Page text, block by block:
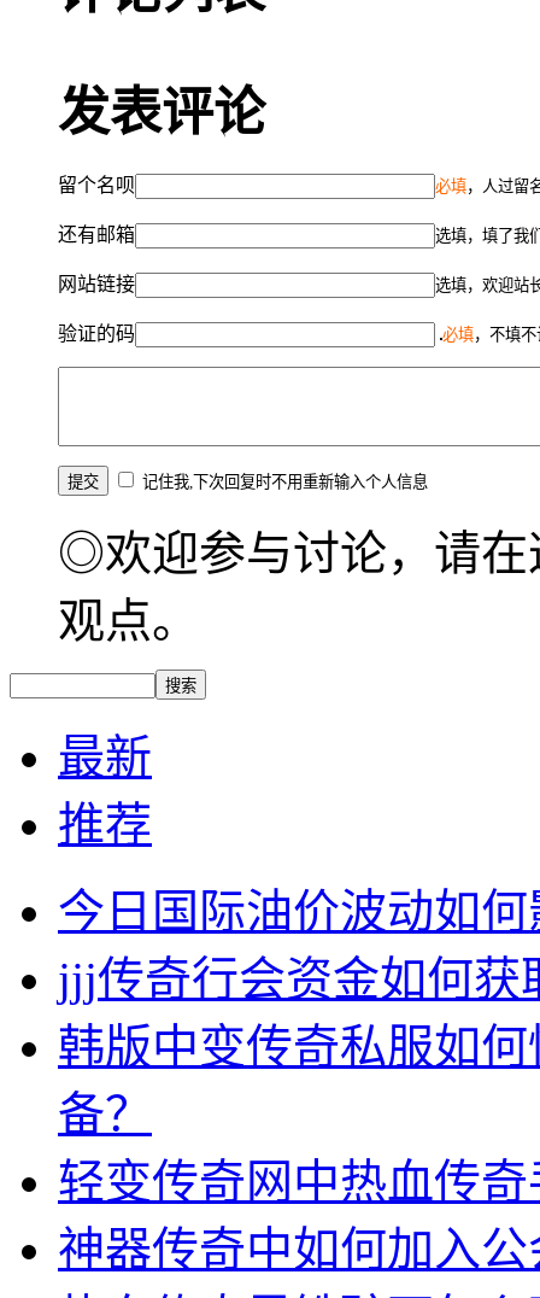
发表评论
留个名呗 必填，人过留
还有邮箱 选填，填了我
网站链接 选填，欢迎站
验证的码 必填，不填
记住我,下次回复时不用重新输入个人信息
◎欢迎参与讨论，请在
观点。
最新
推荐
今日国际油价波动如
jjj传奇行会资金如何获
韩版中变传奇私服如
备？
轻变传奇网中热血传
神器传奇中如何加入公